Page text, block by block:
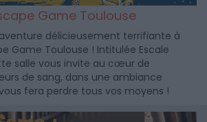
Game Toulouse
délicieusement terrifiante à
Game Toulouse ! Intitulée Escale
salle vous invite au cœur de
de sang, dans une ambiance
fera perdre tous vos moyens !